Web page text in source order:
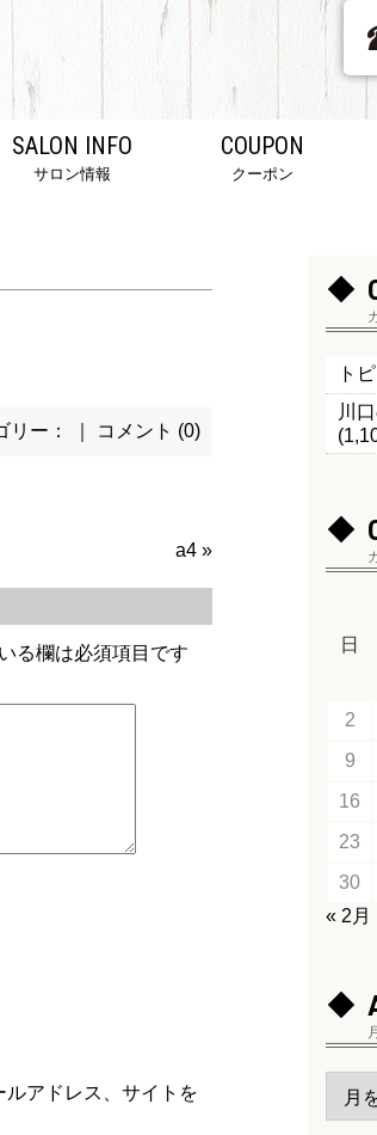
SALON INFO
サロン情報
COUPON
クーポン
リー： ｜ コメント (0)
a4 »
る欄は必須項目です
アドレス、サイトを
ト
川
日
2
9
16
23
30
« 2月